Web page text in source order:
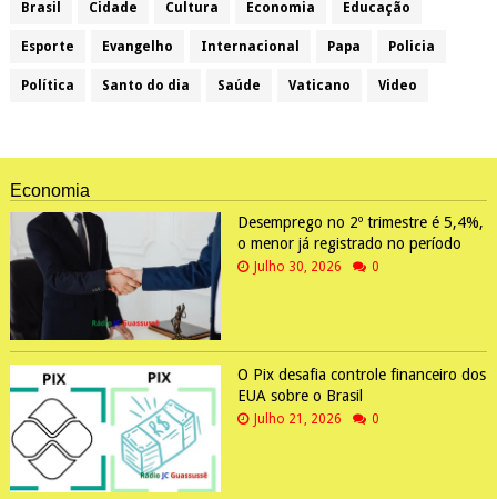
Brasil Cidade Cultura Economia Educação
Esporte Evangelho Internacional Papa Policia
Política Santo do dia Saúde Vaticano Video
Economia
Desemprego no 2º trimestre é 5,4%,
o menor já registrado no período
Julho 30, 2026 0
O Pix desafia controle financeiro dos
EUA sobre o Brasil
Julho 21, 2026 0